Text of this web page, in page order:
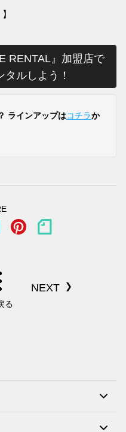
RENTAL』加盟店で
ルしよう！
ラインアップはコチラか
る